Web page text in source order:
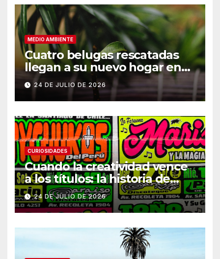
MEDIO AMBIENTE
Cuatro belugas rescatadas
llegan a su nuevo hogar en
Chicago
24 DE JULIO DE 2026
CURIOSIDADES
Cuando la creatividad vence
a los títulos: la historia de
Armani
24 DE JULIO DE 2026